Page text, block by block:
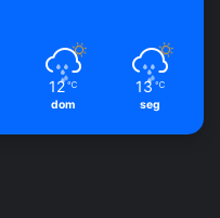
12 ℃
dom
13 ℃
seg